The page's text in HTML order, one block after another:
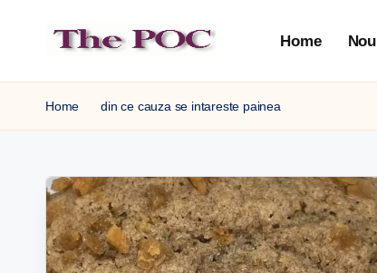
to
content
Home Nou
Home din ce cauza se intareste painea